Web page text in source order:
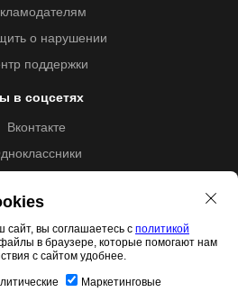
о нарушении
поддержки
в соцсетях
Вконтакте
№5257 от 09.09.2020 (Л035-
67/00192487)
сайт, вы соглашаетесь с политикой
в браузере, которые помогают нам
с сайтом удобнее.
Маркетинговые